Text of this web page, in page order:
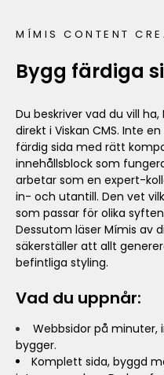
MÍMIS CONTENT
Bygg färdiga
Du beskriver vad du vill
direkt i Viskan CMS. Inte
färdig sida med rätt
innehållsblock som
arbetar som en expert-
in- och utantill. Den vet
som passar för olika
Dessutom läser Mímis av
säkerställer att allt
befintliga styling.
Vad du uppnår:
Webbsidor på minuter,
bygger.
Komplett sida, byggd